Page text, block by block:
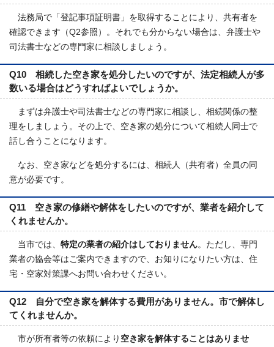
法務局で「登記事項証明書」を取得することにより、共有者を
確認できます（Q2参照）。それでも分からない場合は、弁護士や
司法書士などの専門家に相談しましょう。
Q10 相続した空き家を処分したいのですが、法定相続人が多
数いる場合はどうすればよいでしょうか。
まずは弁護士や司法書士などの専門家に相談し、相続関係の整
理をしましょう。その上で、空き家の処分について相続人同士で
話し合うことになります。
なお、空き家などを処分するには、相続人（共有者）全員の同
意が必要です。
Q11 空き家の修繕や解体をしたいのですが、業者を紹介して
くれませんか。
当市では、 特定の業者の紹介はしておりません。ただし、専門
業者の協会等はご案内できますので、お知りになりたい方は、住
宅・空家対策課へお問い合わせください。
Q12 自分で空き家を解体する費用がありません。市で解体し
てくれませんか。
市が所有者等の依頼により 空き家を解体することはありませ